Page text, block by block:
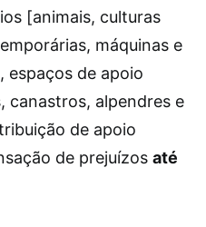
[animais, culturas
máquinas e
espaços de apoio
canastros, alpendres e
de apoio
de prejuízos até